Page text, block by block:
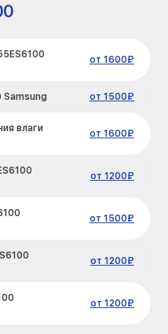
от 1600₽
Samsung от 1500₽
влаги
от 1600₽
от 1200₽
от 1500₽
от 1200₽
от 1200₽